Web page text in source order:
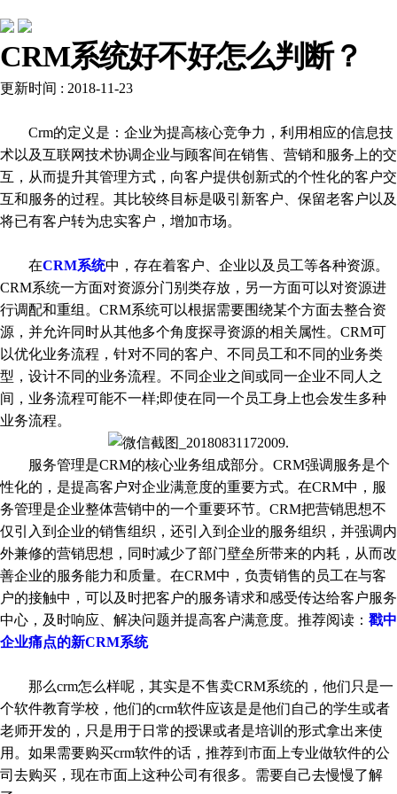
CRM系统好不好怎么判断？
更新时间 : 2018-11-23
Crm的定义是：企业为提高核心竞争力，利用相应的信息技
术以及互联网技术协调企业与顾客间在销售、营销和服务上的交
互，从而提升其管理方式，向客户提供创新式的个性化的客户交
互和服务的过程。其比较终目标是吸引新客户、保留老客户以及
将已有客户转为忠实客户，增加市场。
在CRM系统中，存在着客户、企业以及员工等各种资源。
CRM系统一方面对资源分门别类存放，另一方面可以对资源进
行调配和重组。CRM系统可以根据需要围绕某个方面去整合资
源，并允许同时从其他多个角度探寻资源的相关属性。CRM可
以优化业务流程，针对不同的客户、不同员工和不同的业务类
型，设计不同的业务流程。不同企业之间或同一企业不同人之
间，业务流程可能不一样;即使在同一个员工身上也会发生多种
业务流程。
服务管理是CRM的核心业务组成部分。CRM强调服务是个
性化的，是提高客户对企业满意度的重要方式。在CRM中，服
务管理是企业整体营销中的一个重要环节。CRM把营销思想不
仅引入到企业的销售组织，还引入到企业的服务组织，并强调内
外兼修的营销思想，同时减少了部门壁垒所带来的内耗，从而改
善企业的服务能力和质量。在CRM中，负责销售的员工在与客
户的接触中，可以及时把客户的服务请求和感受传达给客户服务
中心，及时响应、解决问题并提高客户满意度。推荐阅读： 戳中
企业痛点的新CRM系统
那么crm怎么样呢，其实是不售卖CRM系统的，他们只是一
个软件教育学校，他们的crm软件应该是是他们自己的学生或者
老师开发的，只是用于日常的授课或者是培训的形式拿出来使
用。如果需要购买crm软件的话，推荐到市面上专业做软件的公
司去购买，现在市面上这种公司有很多。需要自己去慢慢了解